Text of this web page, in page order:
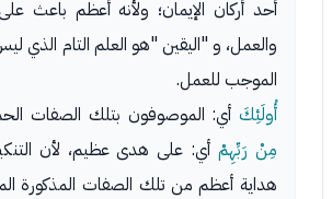
أحد أركان الإيمان؛ ولأنه أعظم باعث
والعمل، و "اليقين "هو العلم التام الذي
الموجب للعمل.
أُولَئِكَأي: الموصوفون بتلك الصفات
مِنْ رَبِّهِمْأي: على هدى عظيم، لأن
هداية أعظم من تلك الصفات المذكورة